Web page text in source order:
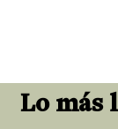
Lo más